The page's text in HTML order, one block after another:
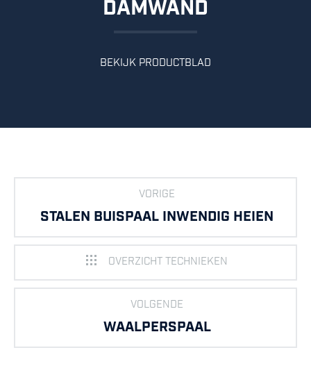
DAMWAND
BEKIJK PRODUCTBLAD
VORIGE
STALEN BUISPAAL INWENDIG HEIEN
OVERZICHT TECHNIEKEN
VOLGENDE
WAALPERSPAAL